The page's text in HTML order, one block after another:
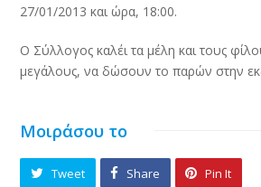
27/01/2013 και ώρα, 18:00.
Ο Σύλλογος καλέι τα μέλη και τους
μεγάλους, να δώσουν το παρών στην
Μοιράσου το
Tweet Share Pin It